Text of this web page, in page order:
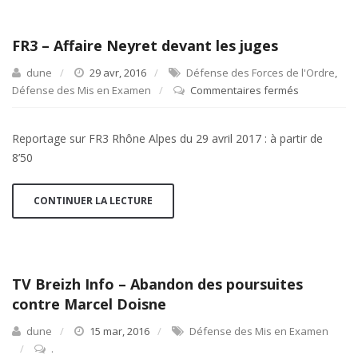
FR3 – Affaire Neyret devant les juges
dune 29 avr, 2016 Défense des Forces de l'Ordre,
Défense des Mis en Examen
Commentaires fermés
Affaire
Reportage sur FR3 Rhône Alpes du 29 avril 2017 : à partir de
8’50
CONTINUER LA LECTURE
TV Breizh Info – Abandon des poursuites
contre Marcel Doisne
dune 15 mar, 2016
Défense des Mis en Examen
.